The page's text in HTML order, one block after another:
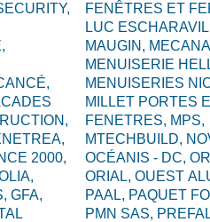
2000,
GFA,
FENÊTRES ET
LUC
MAUGIN,
MENUISERIE
MENUISERIES
MILLET PORTES
FENETRES, MPS,
MTECHBUILD,
OCÉANIS - DC,
ORIAL, OUEST
PAAL, PAQUET
PMN SAS,